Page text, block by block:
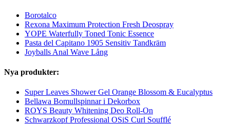
Borotalco
Rexona Maximum Protection Fresh Deospray
YOPE Waterfully Toned Tonic Essence
Pasta del Capitano 1905 Sensitiv Tandkräm
Joyballs Anal Wave Lång
Nya produkter:
Super Leaves Shower Gel Orange Blossom & Eucalyptus
Bellawa Bomullspinnar i Dekorbox
ROYS Beauty Whitening Deo Roll-On
Schwarzkopf Professional OSiS Curl Soufflé